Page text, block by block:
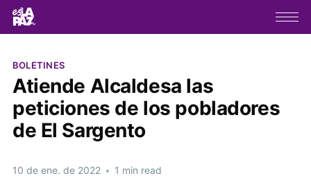
BOLETINES
Atiende Alcaldesa las
peticiones de los pobladores
de El Sargento
10 de ene. de 2022 • 1 min read